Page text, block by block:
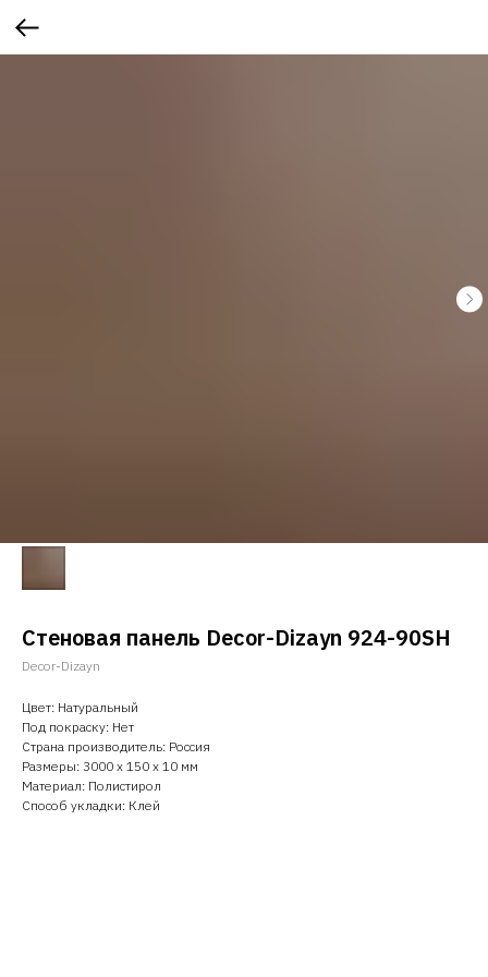
Стеновая панель Decor-Dizayn 924-90SH
Decor-Dizayn
Цвет: Натуральный
Под покраску: Нет
Страна производитель: Россия
Размеры: 3000 х 150 х 10 мм
Материал: Полистирол
Способ укладки: Клей